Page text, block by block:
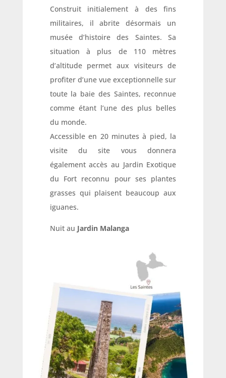
Construit initialement à des fins
militaires, il abrite désormais un
musée d’histoire des Saintes. Sa
situation à plus de 110 mètres
d’altitude permet aux visiteurs de
profiter d’une vue exceptionnelle sur
toute la baie des Saintes, reconnue
comme étant l’une des plus belles
du monde.
Accessible en 20 minutes à pied, la
visite du site vous donnera
également accès au Jardin Exotique
du Fort reconnu pour ses plantes
grasses qui plaisent beaucoup aux
iguanes.
Nuit au Jardin Malanga